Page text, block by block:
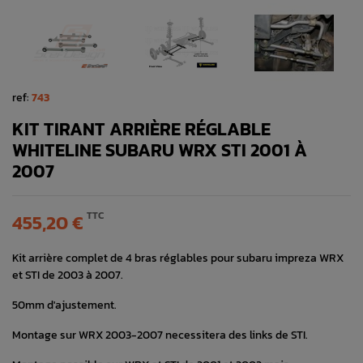
ref:743
KIT TIRANT ARRIÈRE RÉGLABLE
WHITELINE SUBARU WRX STI 2001 À
2007
455,20 € TTC
Kit arrière complet de 4 bras réglables pour subaru impreza WRX
et STI de 2003 à 2007.
50mm d'ajustement.
Montage sur WRX 2003-2007 necessitera des links de STI.